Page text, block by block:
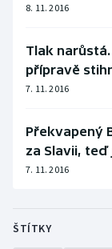
8. 11. 2016
Tlak
přípravě
7. 11. 2016
Překvapený
za Slavii,
7. 11. 2016
ŠTÍTKY